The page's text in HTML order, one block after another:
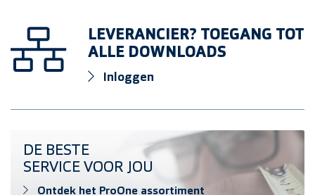
LEVERANCIER? TOEGANG TOT
ALLE DOWNLOADS
Inloggen
Ontdek het ProOne assortiment
DE BESTE
SERVICE VOOR JOU
Ontdek het ProOne assortiment